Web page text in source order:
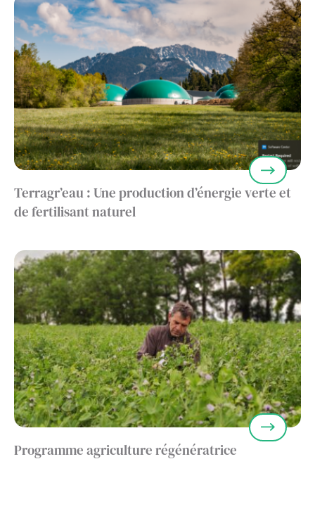
Terragr’eau : Une production d’énergie verte et
de fertilisant naturel
Programme agriculture régénératrice